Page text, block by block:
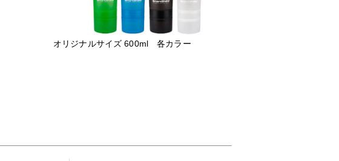
オリジナルサイズ 600ml 各カラー